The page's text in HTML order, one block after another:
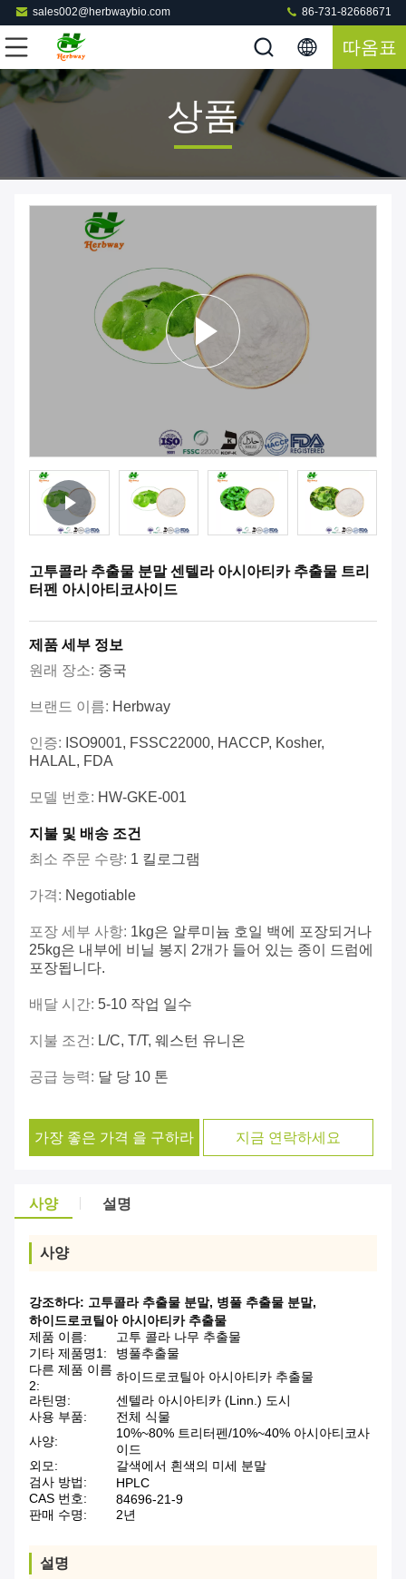
sales002@herbwaybio.com 86-731-82668671
따옴표
상품
고투콜라 추출물 분말 센텔라 아시아티카 추출물 트리
터펜 아시아티코사이드
제품 세부 정보
원래 장소: 중국
브랜드 이름: Herbway
인증: ISO9001, FSSC22000, HACCP, Kosher,
HALAL, FDA
모델 번호: HW-GKE-001
지불 및 배송 조건
최소 주문 수량: 1 킬로그램
가격: Negotiable
포장 세부 사항: 1kg은 알루미늄 호일 백에 포장되거나
25kg은 내부에 비닐 봉지 2개가 들어 있는 종이 드럼에
포장됩니다.
배달 시간: 5-10 작업 일수
지불 조건: L/C, T/T, 웨스턴 유니온
공급 능력: 달 당 10 톤
가장 좋은 가격 을 구하라 지금 연락하세요
사양 설명
사양
강조하다: 고투콜라 추출물 분말, 병풀 추출물 분말,
하이드로코틸아 아시아티카 추출물
제품 이름:
고투 콜라 나무 추출물
기타 제품명1:
병풀추출물
다른 제품 이름
2:
하이드로코틸아 아시아티카 추출물
라틴명:
센텔라 아시아티카 (Linn.) 도시
사용 부품:
전체 식물
사양:
10%~80% 트리터펜/10%~40% 아시아티코사
이드
외모:
갈색에서 흰색의 미세 분말
검사 방법:
HPLC
CAS 번호:
84696-21-9
판매 수명:
2년
설명